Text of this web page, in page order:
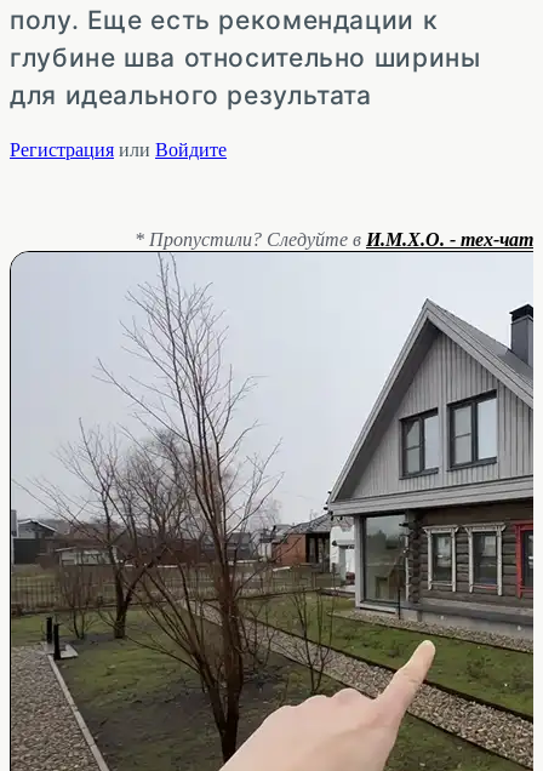
полу. Еще есть рекомендации к
глубине шва относительно ширины
для идеального результата
Регистрация или Войдите
* Пропустили? Следуйте в И.М.Х.О. - тех-чат